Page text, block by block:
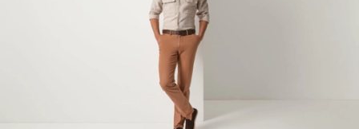
на молнии. Два наружных кармана с застежкой
на молнии. Один внутренний карман. Низ рукава
с растегивающейся молнией. Множество
декоративных элементов. Прекрасно сочетается
с джинсами и повседневными брюками.
Отлично подходит для повседневной носки.